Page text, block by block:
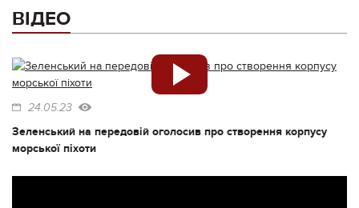
ВІДЕО
24.05.23
Зеленський на передовій оголосив про створення корпусу
морської піхоти